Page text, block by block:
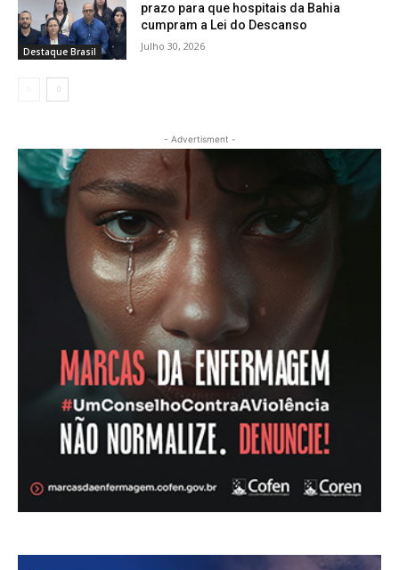
Destaque Brasil
prazo para que hospitais da Bahia
cumpram a Lei do Descanso
Julho 30, 2026
- Advertisment -